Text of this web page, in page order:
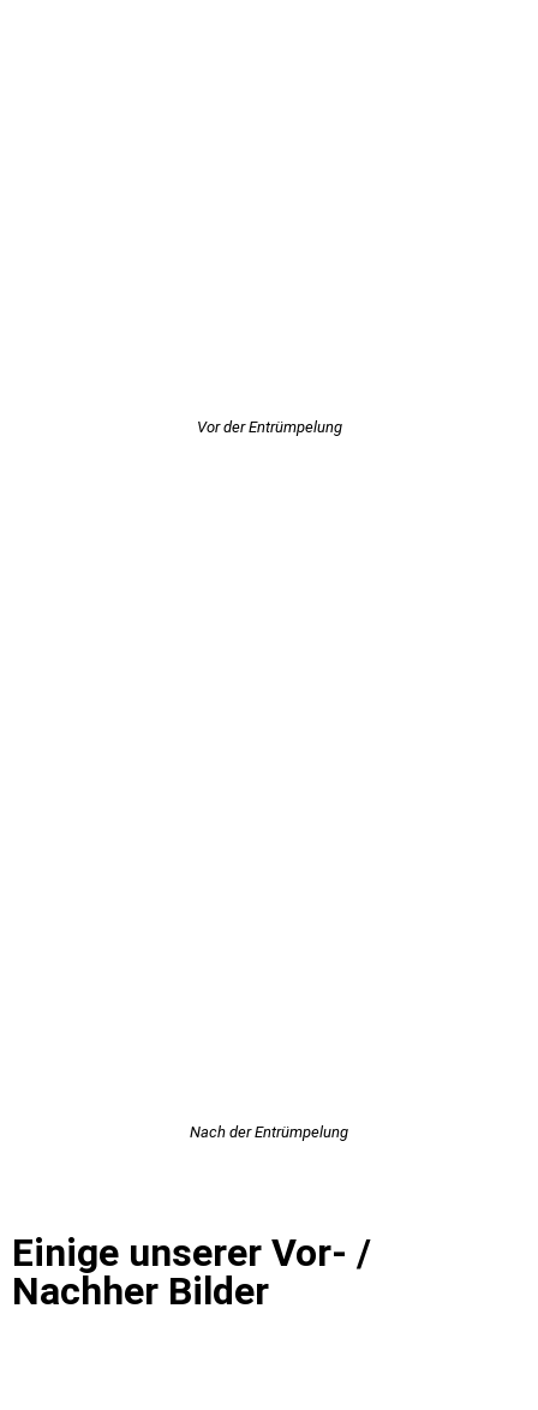
Vor der Entrümpelung
Nach der Entrümpelung
Einige unserer Vor- /
Nachher Bilder